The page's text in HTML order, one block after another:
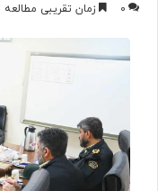
0 زمان تقریبی مطالعه 2 دقیقه